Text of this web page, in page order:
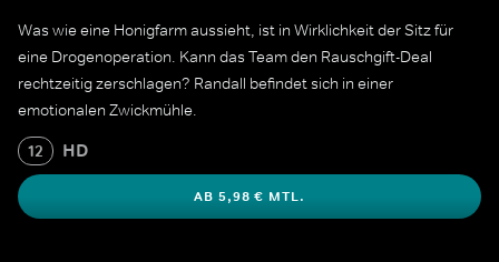
Was wie eine Honigfarm aussieht, ist in Wirklichkeit der Sitz für
eine Drogenoperation. Kann das Team den Rauschgift-Deal
rechtzeitig zerschlagen? Randall befindet sich in einer
emotionalen Zwickmühle.
12 HD
AB 5,98 € MTL.